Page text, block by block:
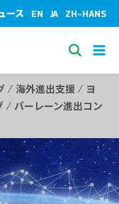
ース EN JA ZH-HANS
S
e
a
r
h
/ 海外進出支援 / ヨ
/ バーレーン進出コン